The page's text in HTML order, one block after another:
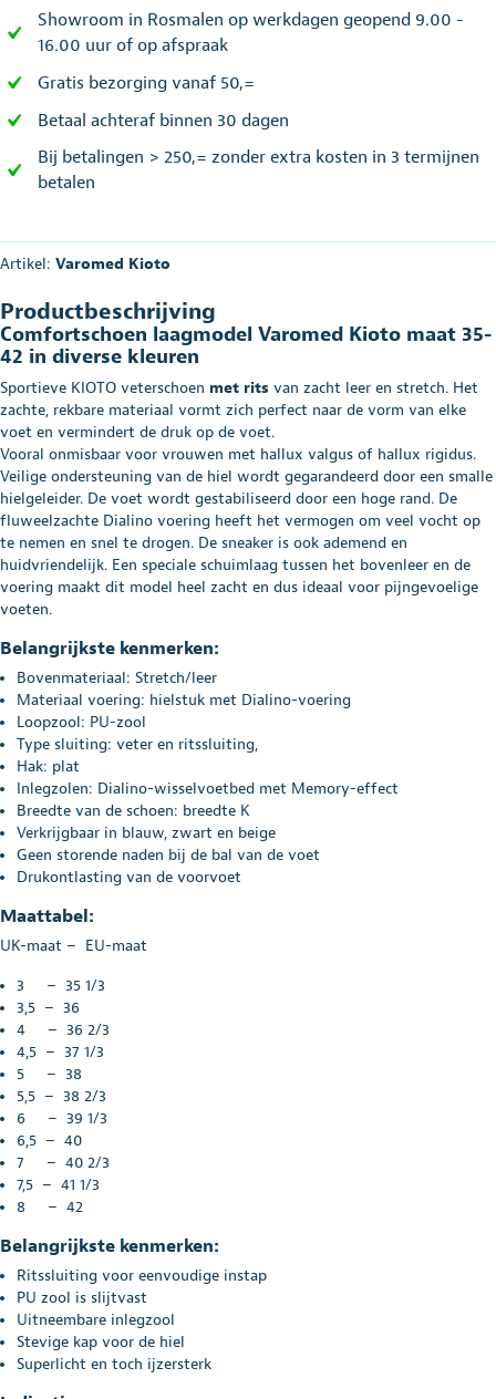
Showroom in Rosmalen op werkdagen geopend 9.00 -
16.00 uur of op afspraak
Gratis bezorging vanaf 50,=
Betaal achteraf binnen 30 dagen
Bij betalingen > 250,= zonder extra kosten in 3 termijnen
betalen
Artikel: Varomed Kioto
Productbeschrijving
Comfortschoen laagmodel Varomed Kioto maat 35-
42 in diverse kleuren
Sportieve KIOTO veterschoen met rits van zacht leer en stretch. Het
zachte, rekbare materiaal vormt zich perfect naar de vorm van elke
voet en vermindert de druk op de voet.
Vooral onmisbaar voor vrouwen met hallux valgus of hallux rigidus.
Veilige ondersteuning van de hiel wordt gegarandeerd door een smalle
hielgeleider. De voet wordt gestabiliseerd door een hoge rand. De
fluweelzachte Dialino voering heeft het vermogen om veel vocht op
te nemen en snel te drogen. De sneaker is ook ademend en
huidvriendelijk. Een speciale schuimlaag tussen het bovenleer en de
voering maakt dit model heel zacht en dus ideaal voor pijngevoelige
voeten.
Belangrijkste kenmerken:
Bovenmateriaal: Stretch/leer
Materiaal voering: hielstuk met Dialino-voering
Loopzool: PU-zool
Type sluiting: veter en ritssluiting,
Hak: plat
Inlegzolen: Dialino-wisselvoetbed met Memory-effect
Breedte van de schoen: breedte K
Verkrijgbaar in blauw, zwart en beige
Geen storende naden bij de bal van de voet
Drukontlasting van de voorvoet
Maattabel:
UK-maat – EU-maat
3 – 35 1/3
3,5 – 36
4 – 36 2/3
4,5 – 37 1/3
5 – 38
5,5 – 38 2/3
6 – 39 1/3
6,5 – 40
7 – 40 2/3
7,5 – 41 1/3
8 – 42
Belangrijkste kenmerken:
Ritssluiting voor eenvoudige instap
PU zool is slijtvast
Uitneembare inlegzool
Stevige kap voor de hiel
Superlicht en toch ijzersterk